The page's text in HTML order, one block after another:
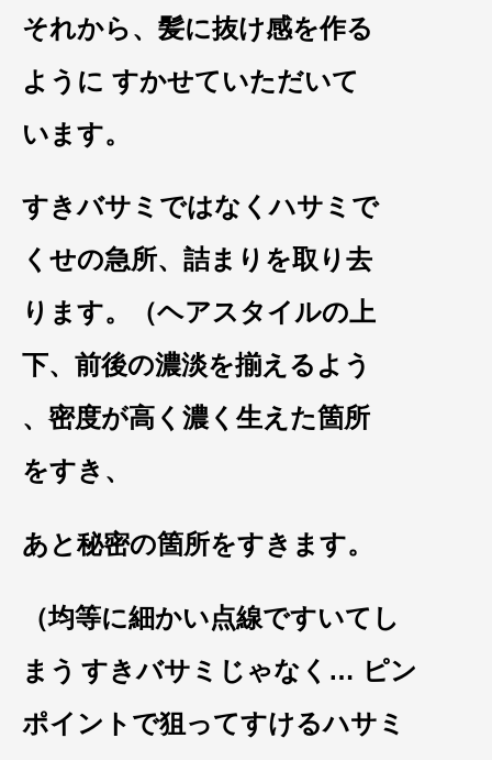
それから、髪に抜け感を作る
よう に すかせていただいて
います。
すきバサミではなくハサミ で
くせの急所、詰まりを取 り去
ります。（ヘアスタイルの上
下、前後の濃淡を揃えるよう
、密度が高く濃く 生えた箇所
をすき、
あと秘密の箇所をすきます。
（均等に細かい点線ですいてし
まう すきバサミじゃなく… ピン
ポイントで狙ってすけるハサミ